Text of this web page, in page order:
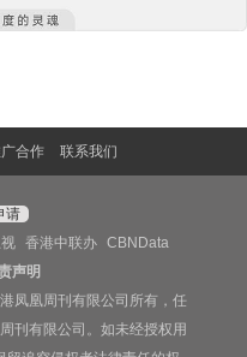
合作 联系我们
请
香港中联办
CBNData
声明
凤凰周刊有限公司所有，任
刊有限公司。如未经授权用